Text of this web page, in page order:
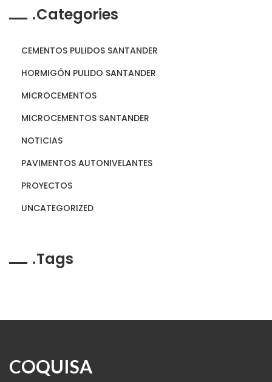
Categories
CEMENTOS PULIDOS SANTANDER
HORMIGÓN PULIDO SANTANDER
MICROCEMENTOS
MICROCEMENTOS SANTANDER
NOTICIAS
PAVIMENTOS AUTONIVELANTES
PROYECTOS
UNCATEGORIZED
Tags
COQUISA